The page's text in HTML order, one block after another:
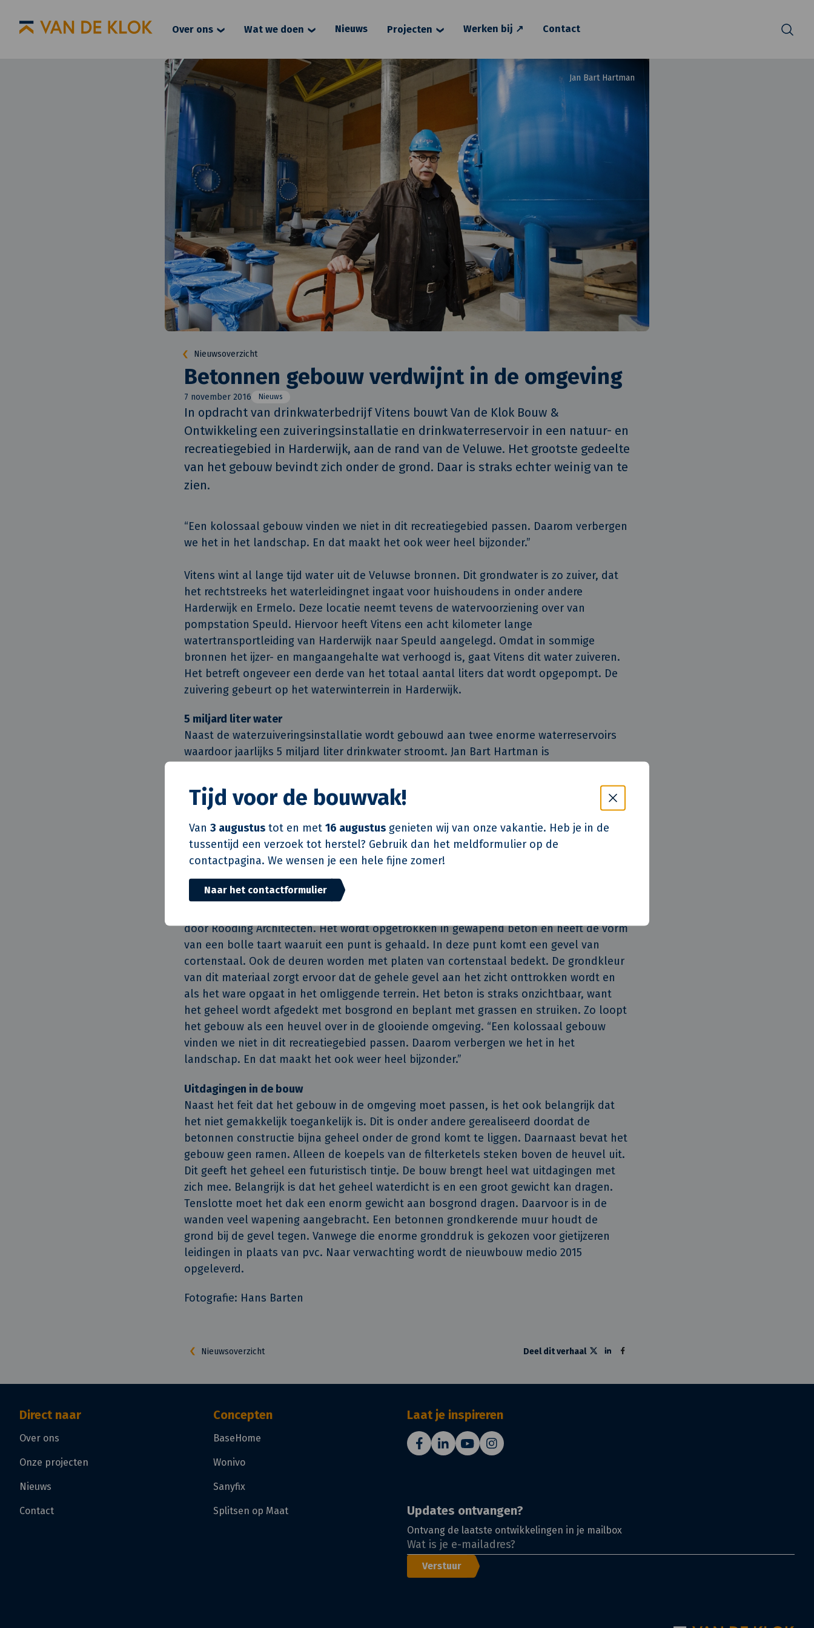
Tijd voor de bouwvak!
Van 3 augustus tot en met 16 augustus genieten wij van onze vakantie. Heb je in de
tussentijd een verzoek tot herstel? Gebruik dan het meldformulier op de
contactpagina. We wensen je een hele fijne zomer!
Naar het contactformulier
Over ons Wat we doen Nieuws Projecten Werken bij ↗ Contact Zoeken
Jan Bart Hartman
Nieuwsoverzicht
Betonnen gebouw verdwijnt in de omgeving
7 november 2016 Nieuws
In opdracht van drinkwaterbedrijf Vitens bouwt Van de Klok Bouw &
Ontwikkeling een zuiveringsinstallatie en drinkwaterreservoir in een natuur- en
recreatiegebied in Harderwijk, aan de rand van de Veluwe. Het grootste gedeelte
van het gebouw bevindt zich onder de grond. Daar is straks echter weinig van te
zien.
“Een kolossaal gebouw vinden we niet in dit recreatiegebied passen. Daarom verbergen
we het in het landschap. En dat maakt het ook weer heel bijzonder.”
Vitens wint al lange tijd water uit de Veluwse bronnen. Dit grondwater is zo zuiver, dat
het rechtstreeks het waterleidingnet ingaat voor huishoudens in onder andere
Harderwijk en Ermelo. Deze locatie neemt tevens de watervoorziening over van
pompstation Speuld. Hiervoor heeft Vitens een acht kilometer lange
watertransportleiding van Harderwijk naar Speuld aangelegd. Omdat in sommige
bronnen het ijzer- en mangaangehalte wat verhoogd is, gaat Vitens dit water zuiveren.
Het betreft ongeveer een derde van het totaal aantal liters dat wordt opgepompt. De
zuivering gebeurt op het waterwinterrein in Harderwijk.
5 miljard liter water
Naast de waterzuiveringsinstallatie wordt gebouwd aan twee enorme waterreservoirs
waardoor jaarlijks 5 miljard liter drinkwater stroomt. Jan Bart Hartman is
recreatiegebied en dat merken we in de zomer aan een hoger drinkwaterverbruik. Om
deze pieken op te vangen, moeten wij nu nog alle pompen tegelijk aanzetten. De
te vangen.” De twee reservoirs kunnen ieder 1,25 miljoen liter water bevatten. Het
gezuiverde water stroomt straks het reservoir in en wordt daar gemengd met het
pure bronwater. Vervolgens wordt het drinkwater gedistribueerd.”
Verborgen in een heuvel
door Rooding Architecten. Het wordt opgetrokken in gewapend beton en heeft de vorm
van een bolle taart waaruit een punt is gehaald. In deze punt komt een gevel van
cortenstaal. Ook de deuren worden met platen van cortenstaal bedekt. De grondkleur
van dit materiaal zorgt ervoor dat de gehele gevel aan het zicht onttrokken wordt en
als het ware opgaat in het omliggende terrein. Het beton is straks onzichtbaar, want
het geheel wordt afgedekt met bosgrond en beplant met grassen en struiken. Zo loopt
het gebouw als een heuvel over in de glooiende omgeving. “Een kolossaal gebouw
vinden we niet in dit recreatiegebied passen. Daarom verbergen we het in het
landschap. En dat maakt het ook weer heel bijzonder.”
Uitdagingen in de bouw
Naast het feit dat het gebouw in de omgeving moet passen, is het ook belangrijk dat
het niet gemakkelijk toegankelijk is. Dit is onder andere gerealiseerd doordat de
betonnen constructie bijna geheel onder de grond komt te liggen. Daarnaast bevat het
gebouw geen ramen. Alleen de koepels van de filterketels steken boven de heuvel uit.
Dit geeft het geheel een futuristisch tintje. De bouw brengt heel wat uitdagingen met
zich mee. Belangrijk is dat het geheel waterdicht is en een groot gewicht kan dragen.
Tenslotte moet het dak een enorm gewicht aan bosgrond dragen. Daarvoor is in de
wanden veel wapening aangebracht. Een betonnen grondkerende muur houdt de
grond bij de gevel tegen. Vanwege die enorme gronddruk is gekozen voor gietijzeren
leidingen in plaats van pvc. Naar verwachting wordt de nieuwbouw medio 2015
opgeleverd.
Fotografie: Hans Barten
Nieuwsoverzicht Deel dit verhaal
Direct naar
Over ons
Onze projecten
Nieuws
Contact
Concepten
BaseHome
Wonivo
Sanyfix
Splitsen op Maat
Laat je inspireren
Updates ontvangen?
Ontvang de laatste ontwikkelingen in je mailbox
Verstuur